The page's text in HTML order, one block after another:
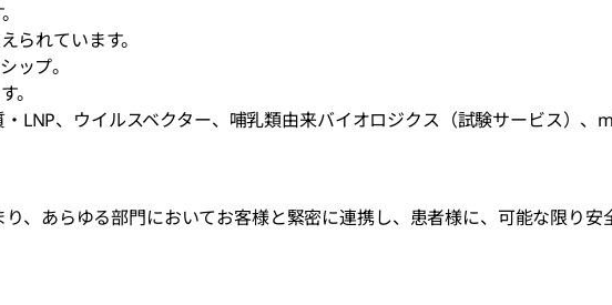
られています。
ップ。
。
LNP、ウイルスベクター、哺乳類由来バイオロジクス（試験サービス）
、あらゆる部門においてお客様と緊密に連携し、患者様に、可能な限り